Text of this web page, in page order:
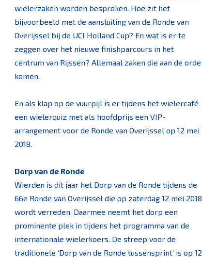
wielerzaken worden besproken. Hoe zit het
bijvoorbeeld met de aansluiting van de Ronde van
Overijssel bij de UCI Holland Cup? En wat is er te
zeggen over het nieuwe finishparcours in het
centrum van Rijssen? Allemaal zaken die aan de orde
komen.
En als klap op de vuurpijl is er tijdens het wielercafé
een wielerquiz met als hoofdprijs een VIP-
arrangement voor de Ronde van Overijssel op 12 mei
2018.
Dorp van de Ronde
Wierden is dit jaar het Dorp van de Ronde tijdens de
66e Ronde van Overijssel die op zaterdag 12 mei 2018
wordt verreden. Daarmee neemt het dorp een
prominente plek in tijdens het programma van de
internationale wielerkoers. De streep voor de
traditionele ‘Dorp van de Ronde tussensprint’ is op 12